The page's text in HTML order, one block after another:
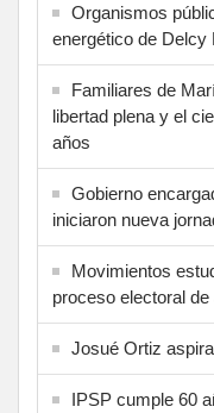
Organismos
energético de Delcy
Familiares de
libertad plena y el
años
Gobierno
iniciaron nueva
Movimientos
proceso electoral
Josué Ortiz
IPSP cumple 60